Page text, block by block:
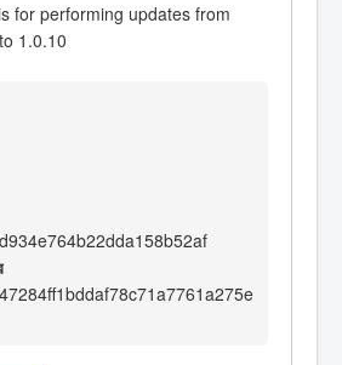
for performing updates from
1.0.10